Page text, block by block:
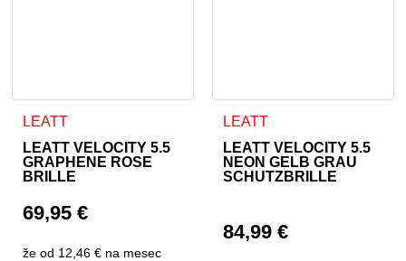
LEATT
LEATT VELOCITY 5.5
GRAPHENE ROSE
BRILLE
69,95€
že od 12,46 € na mesec
LEATT
LEATT VELOCITY 5.5
NEON GELB GRAU
SCHUTZBRILLE
84,99 €